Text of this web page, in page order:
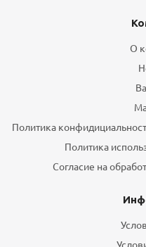
О
Политика
Политика
Согласие на